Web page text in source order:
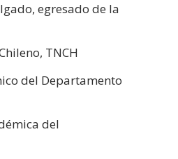
egresado de la
TNCH
del Departamento
del